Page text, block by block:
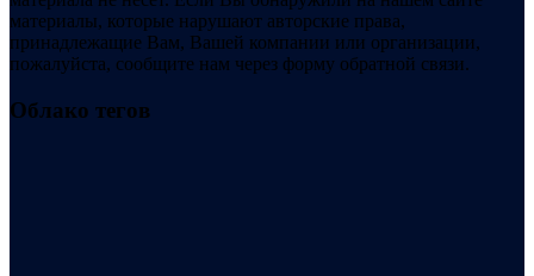
материалы, которые нарушают авторские права,
принадлежащие Вам, Вашей компании или организации,
пожалуйста, сообщите нам через форму обратной связи.
Облако тегов